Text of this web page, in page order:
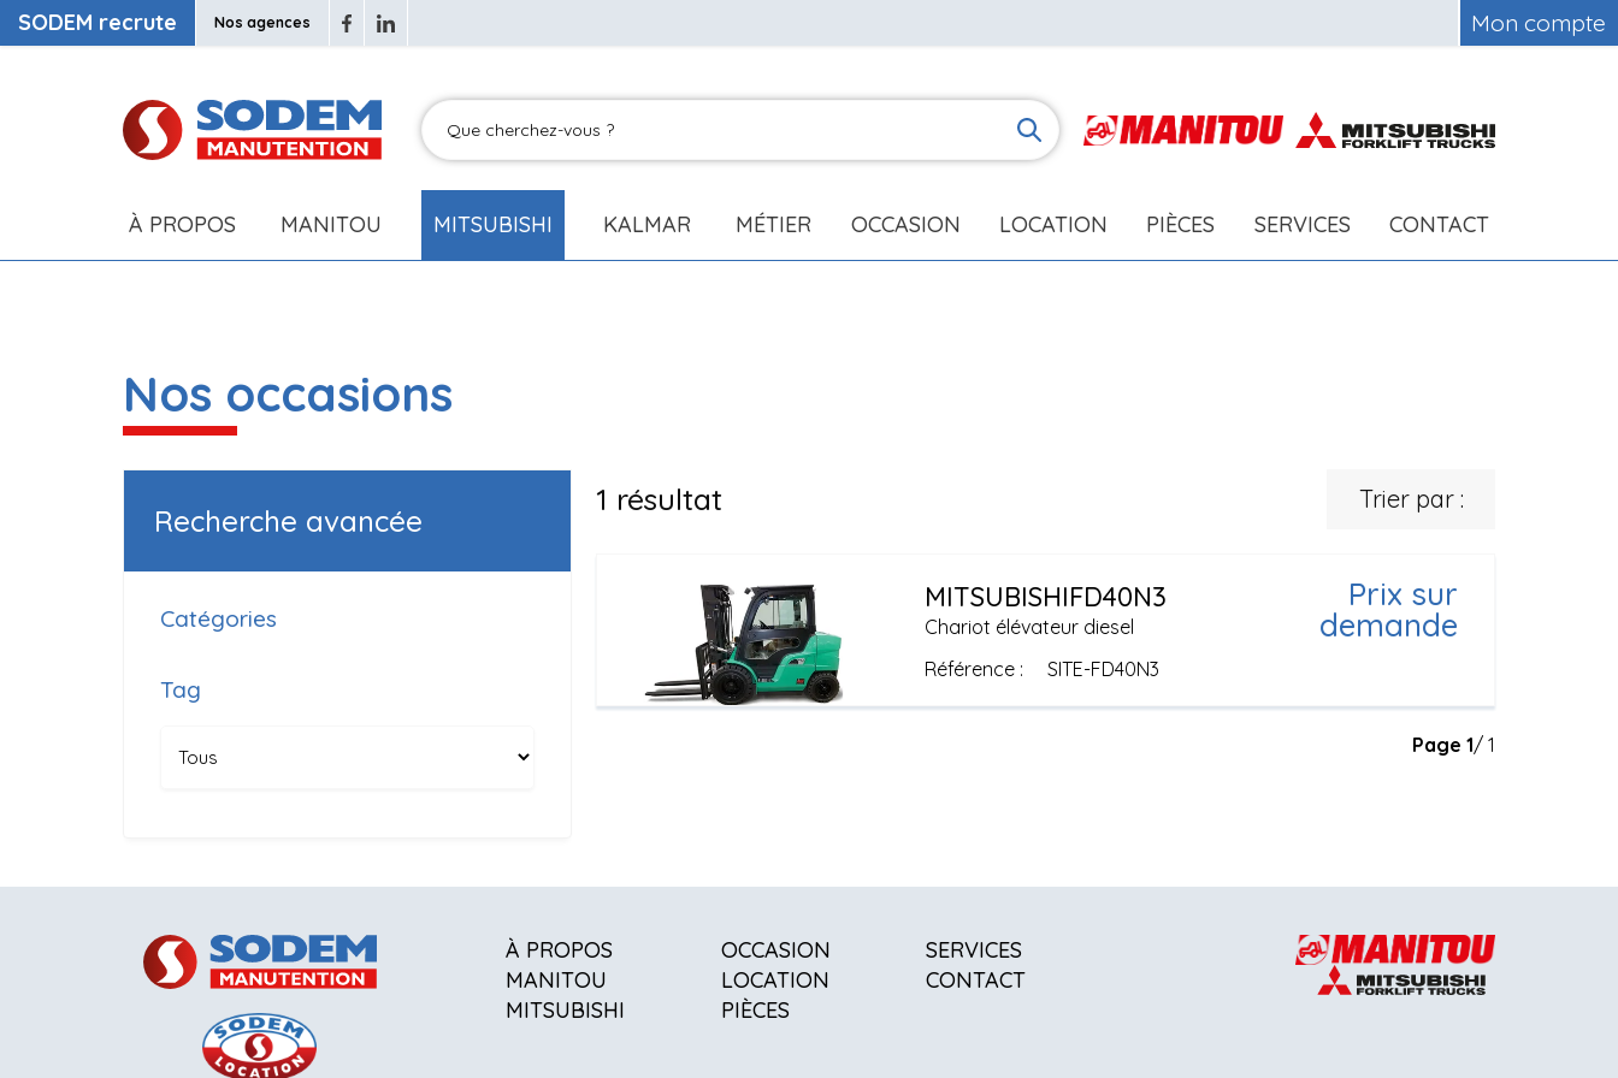
SODEM recrute Nos agences Mon compte
À PROPOS MANITOU MITSUBISHI KALMAR MÉTIER OCCASION LOCATION PIÈCES SERVICES CONTACT
Nos occasions
Recherche avancée
Catégories
Tag
1 résultat Trier par :
Chariot élévateur diesel
MITSUBISHIFD40N3
Référence SITE-FD40N3
Prix sur
demande
Page 1/ 1
À PROPOS
MANITOU
MITSUBISHI
OCCASION
LOCATION
PIÈCES
SERVICES
CONTACT